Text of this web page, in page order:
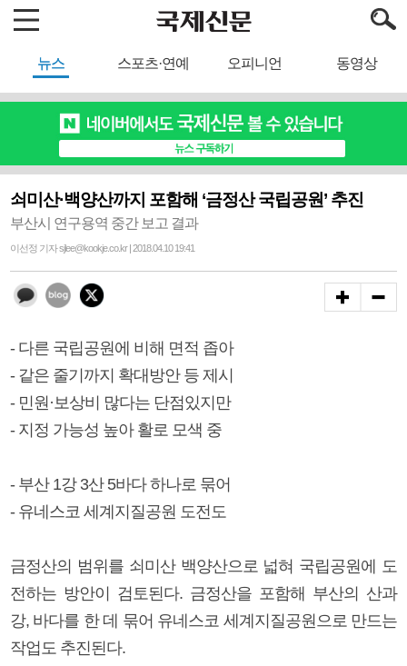
뉴스 스포츠·연예 오피니언 동영상
쇠미산·백양산까지 포함해 ‘금정산 국립공원’ 추진
부산시 연구용역 중간 보고 결과
이선정 기자 sjlee@kookje.co.kr | 2018.04.10 19:41
- 다른 국립공원에 비해 면적 좁아
- 같은 줄기까지 확대방안 등 제시
- 민원·보상비 많다는 단점있지만
- 지정 가능성 높아 활로 모색 중
- 부산 1강 3산 5바다 하나로 묶어
- 유네스코 세계지질공원 도전도
금정산의 범위를 쇠미산 백양산으로 넓혀 국립공원에 도
전하는 방안이 검토된다. 금정산을 포함해 부산의 산과
강, 바다를 한 데 묶어 유네스코 세계지질공원으로 만드는
작업도 추진된다.